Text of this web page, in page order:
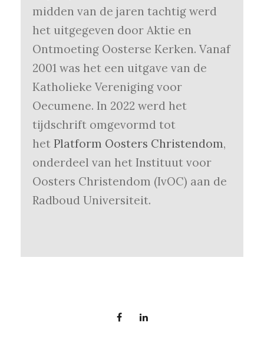
midden van de jaren tachtig werd
het uitgegeven door Aktie en
Ontmoeting Oosterse Kerken. Vanaf
2001 was het een uitgave van de
Katholieke Vereniging voor
Oecumene. In 2022 werd het
tijdschrift omgevormd tot
het Platform Oosters Christendom,
onderdeel van het Instituut voor
Oosters Christendom (IvOC) aan de
Radboud Universiteit.